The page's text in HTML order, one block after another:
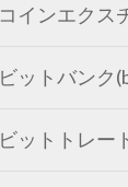
コインエクス
ビットバンク
ビットトレー